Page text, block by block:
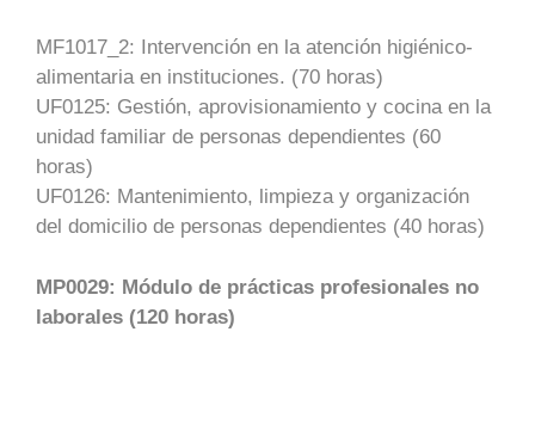
MF1017_2: Intervención en la atención higiénico-
alimentaria en instituciones. (70 horas)
UF0125: Gestión, aprovisionamiento y cocina en la
unidad familiar de personas dependientes (60
horas)
UF0126: Mantenimiento, limpieza y organización
del domicilio de personas dependientes (40 horas)
MP0029: Módulo de prácticas profesionales no
laborales (120 horas)